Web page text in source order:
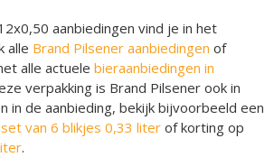
aanbiedingen vind je in het
alle Brand Pilsener aanbiedingen of
alle actuele bieraanbiedingen in
verpakking is Brand Pilsener ook in
in de aanbieding, bekijk bijvoorbeeld een
set van 6 blikjes 0,33 liter of korting op
.